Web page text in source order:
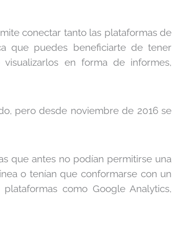
conectar tanto las plataformas de
que puedes beneficiarte de tener
en forma de informes,
pero desde noviembre de 2016 se
que antes no podían permitirse una
o tenían que conformarse con un
como Google Analytics,